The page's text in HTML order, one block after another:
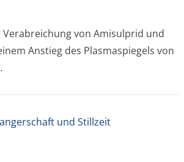
Verabreichung von Amisulprid und
Anstieg des Plasmaspiegels von
und Stillzeit